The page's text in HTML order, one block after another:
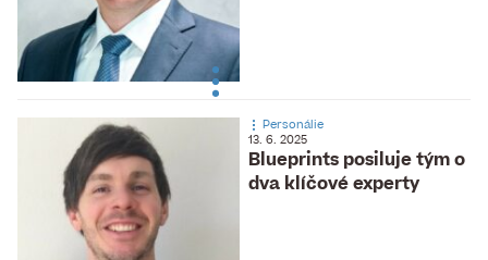
Blueprints posiluje tým o
dva klíčové experty
Personálie
13. 6. 2025